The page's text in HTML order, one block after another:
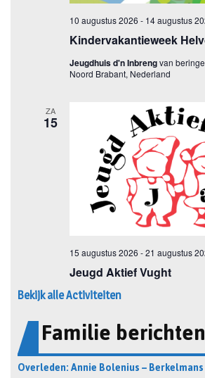
Bekijk alle Activiteiten
Familie berichten
Overleden: Annie Bolenius – Berkelmans